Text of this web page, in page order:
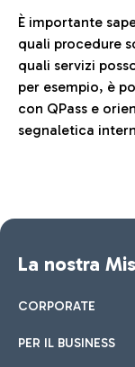
È importante
quali procedure
quali servizi
per esempio, è
con QPass e
segnaletica
La nostra
CORPORATE
PER IL BUSINESS